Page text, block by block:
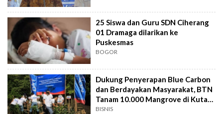
25 Siswa dan Guru SDN Ciherang
01 Dramaga dilarikan ke
Puskesmas
BOGOR
Dukung Penyerapan Blue Carbon
dan Berdayakan Masyarakat, BTN
Tanam 10.000 Mangrove di Kuta
Bali
BISNIS